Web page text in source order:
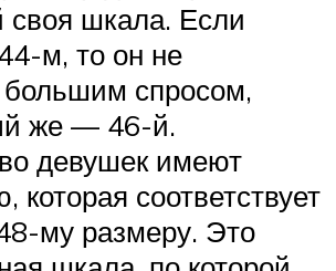
своя шкала. Если
м, то он не
большим спросом,
же — 46-й.
девушек имеют
которая соответствует
му размеру. Это